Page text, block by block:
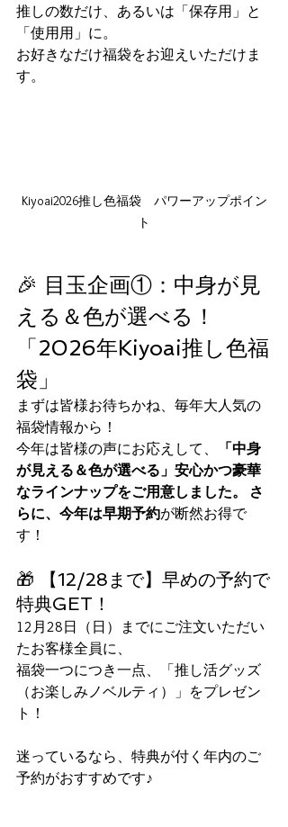
推しの数だけ、あるいは「保存用」と
「使用用」に。
お好きなだけ福袋をお迎えいただけま
す。
Kiyoai2026推し色福袋　パワーアップポイン
ト
🎉 目玉企画①：中身が見
える＆色が選べる！
「2026年Kiyoai推し色福
袋」
まずは皆様お待ちかね、毎年大人気の
福袋情報から！
今年は皆様の声にお応えして、
「中身
が見える＆色が選べる」安心かつ豪華
なラインナップをご用意しました。 さ
らに、今年は早期予約が断然お得で
す！
🎁 【12/28まで】早めの予約で
特典GET！
12月28日（日）までにご注文いただい
たお客様全員に、
福袋一つにつき一点、「推し活グッズ
（お楽しみノベルティ）」をプレゼン
ト！
迷っているなら、特典が付く年内のご
予約がおすすめです♪